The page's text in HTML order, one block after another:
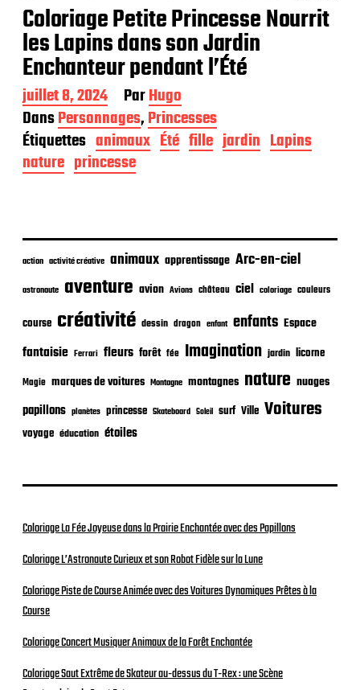
Coloriage Petite Princesse Nourrit
les Lapins dans son Jardin
Enchanteur pendant l’Été
D
a
t
e
d
e
l
i
a
i
n
juillet 8, 2024 ParHugo
DansPersonnages,Princesses
Étiquettes animaux Été fille jardin Lapins
nature princesse
action activité créative animaux apprentissage Arc-en-ciel
astronaute aventure avion Avions château ciel coloriage couleurs
course créativité dessin dragon enfant enfants Espace
fantaisie Ferrari fleurs forêt fée Imagination jardin licorne
Magie marques de voitures Montagne montagnes nature nuages
papillons planètes princesse Skateboard Soleil surf Ville Voitures
voyage éducation étoiles
Coloriage La Fée Joyeuse dans la Prairie Enchantée avec des Papillons
Coloriage L’Astronaute Curieux et son Robot Fidèle sur la Lune
Coloriage Piste de Course Animée avec des Voitures Dynamiques Prêtes à la
Course
Coloriage Concert Musiquer Animaux de la Forêt Enchantée
Coloriage Saut Extrême de Skateur au-dessus du T-Rex : une Scène